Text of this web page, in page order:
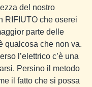
del nostro
RIFIUTO che oserei
parte delle
qualcosa che non va.
l’elettrico c’è una
Persino il metodo
il fatto che si possa